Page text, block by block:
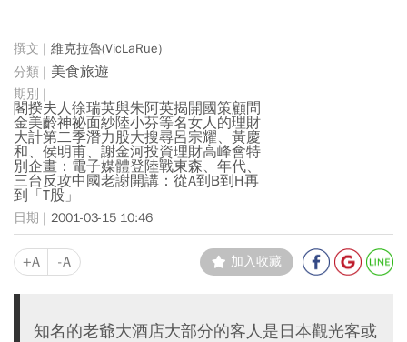
維克拉魯(VicLaRue)
美食旅遊
閣揆夫人徐瑞英與朱阿英揭開國策顧問
金美齡神祕面紗陸小芬等名女人的理財
大計第二季潛力股大搜尋呂宗耀、黃慶
和、侯明甫、謝金河投資理財高峰會特
別企畫：電子媒體登陸戰東森、年代、
三台反攻中國老謝開講：從A到B到H再
到「T股」
2001-03-15 10:46
+A -A 加入收藏
知名的老爺大酒店大部分的客人是日本觀光客或